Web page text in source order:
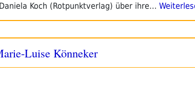
Koch (Rotpunktverlag) über ihre…
Luise Könneker